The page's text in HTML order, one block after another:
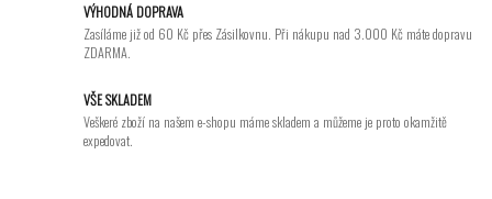
VÝHODNÁ DOPRAVA
Zasíláme již od 60 Kč přes Zásilkovnu. Při nákupu nad 3.000 Kč máte dopravu
ZDARMA.
VŠE SKLADEM
Veškeré zboží na našem e-shopu máme skladem a můžeme je proto okamžitě
expedovat.